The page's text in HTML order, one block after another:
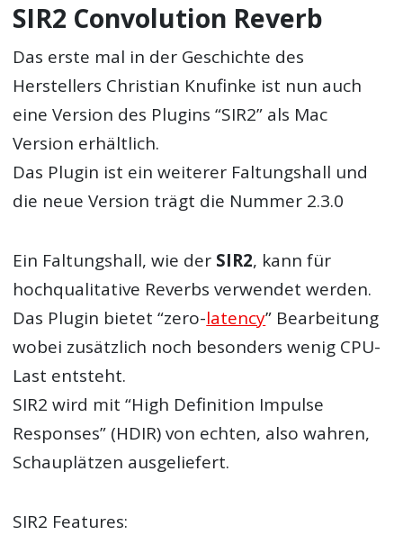
SIR2 Convolution Reverb
Das erste mal in der Geschichte des
Herstellers Christian Knufinke ist nun auch
eine Version des Plugins “SIR2” als Mac
Version erhältlich.
Das Plugin ist ein weiterer Faltungshall und
die neue Version trägt die Nummer 2.3.0
Ein Faltungshall, wie der SIR2, kann für
hochqualitative Reverbs verwendet werden.
Das Plugin bietet “zero-latency” Bearbeitung
wobei zusätzlich noch besonders wenig CPU-
Last entsteht.
SIR2 wird mit “High Definition Impulse
Responses” (HDIR) von echten, also wahren,
Schauplätzen ausgeliefert.
SIR2 Features: